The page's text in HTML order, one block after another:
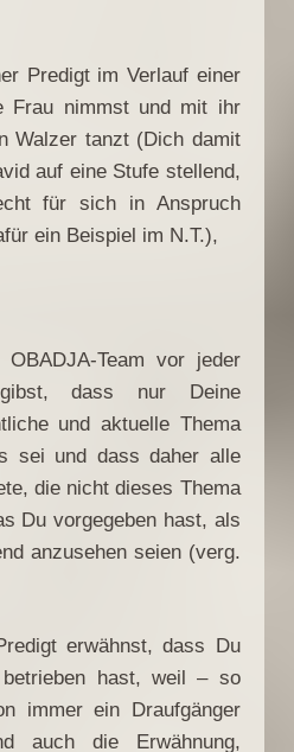
Predigt im Verlauf einer
Frau nimmst und mit ihr
Walzer tanzt (Dich damit
auf eine Stufe stellend,
für sich in Anspruch
ein Beispiel im N.T.),
Team vor jeder
dass nur Deine
und aktuelle Thema
sei und dass daher alle
die nicht dieses Thema
Du vorgegeben hast, als
anzusehen seien (verg.
erwähnst, dass Du
betrieben hast, weil – so
immer ein Draufgänger
auch die Erwähnung,